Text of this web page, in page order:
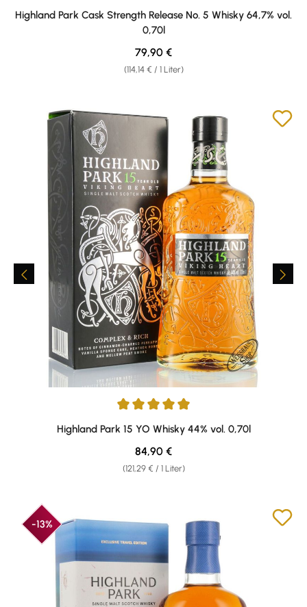
Durchschnittliche Bewertung von 4.86 von 5 Sternen
Highland Park Cask Strength Release No. 5 Whisky 64,7% vol.
0,70l
(114,14 € / 1 Liter)
Regulärer Preis:
79,90 €
Durchschnittliche Bewertung von 4.88 von 5 Sternen
Highland Park 15 YO Whisky 44% vol. 0,70l
(121,29 € / 1 Liter)
Regulärer Preis:
84,90 €
-13%